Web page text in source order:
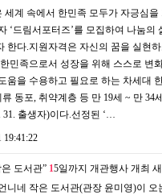
세계 속에서 한민족 모두가 자긍심
‘드림서포터즈’를 모집하여 나눔의
한다.지원자격은 자신의 꿈을 실현
민족으로서 성장을 위해 스스로 변
움을 수용하고 필요로 하는 차세대
동포, 취약계층 등 만 19세 ~ 만 34
31. 출생자)이다.선정된 ‘…
19:41:22
도서관” 15일까지 개관행사 개최
니네 작은 도서관(관장 윤미영)이 오